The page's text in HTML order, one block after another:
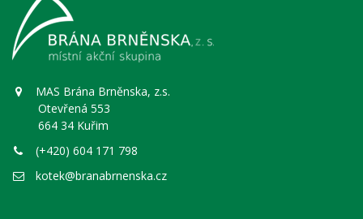
MAS Brána Brněnska, z.s.
Otevřená 553
664 34 Kuřim
(+420) 604 171 798
kotek@branabrnenska.cz